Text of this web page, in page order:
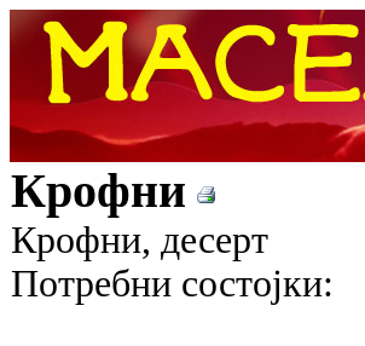
Крофни
Крофни, десерт
Потребни состојки: